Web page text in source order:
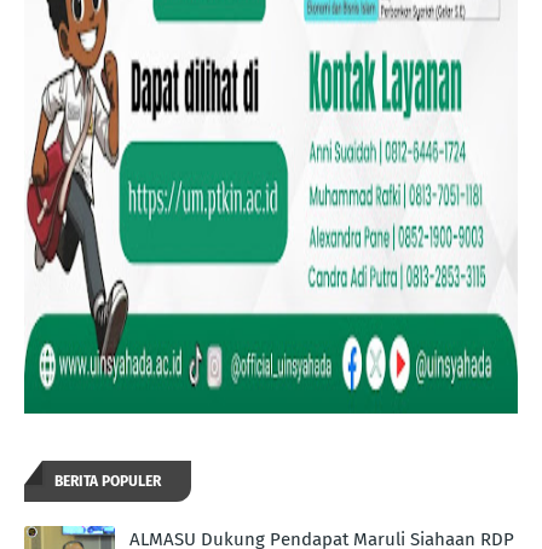
BERITA POPULER
ALMASU Dukung Pendapat Maruli Siahaan RDP